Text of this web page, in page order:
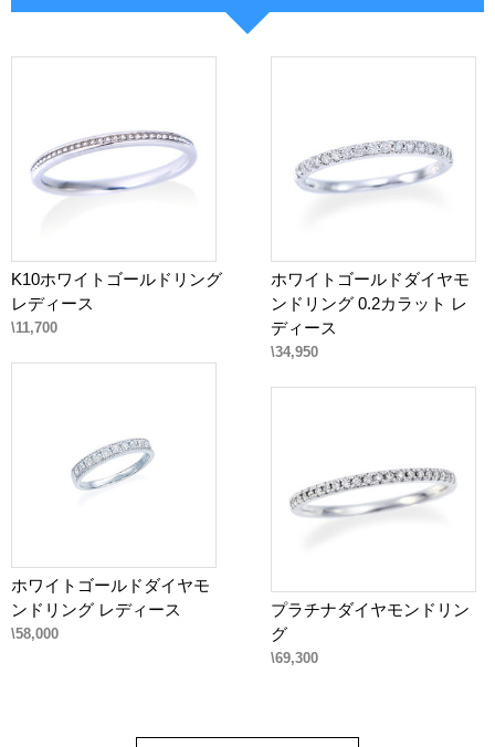
K10ホワイトゴールドリング
レディース
\11,700
ホワイトゴールドダイヤモ
ンドリング 0.2カラット レ
ディース
\34,950
ホワイトゴールドダイヤモ
ンドリング レディース
\58,000
プラチナダイヤモンドリン
グ
\69,300